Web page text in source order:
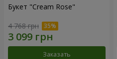
Букет "Cream Rose"
4 768 грн
Заказать